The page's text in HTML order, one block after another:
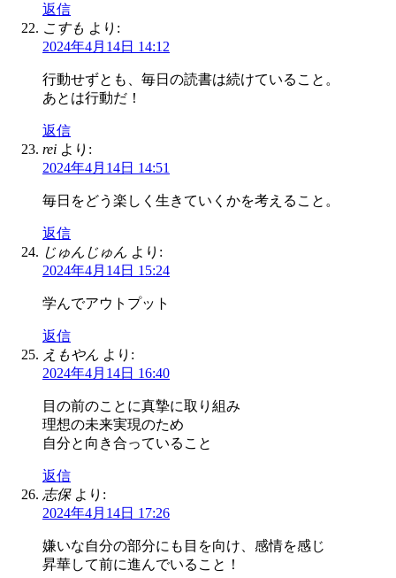
返信
こすも より:
2024年4月14日 14:12
行動せずとも、毎日の読書は続けていること。
あとは行動だ！
返信
rei より:
2024年4月14日 14:51
毎日をどう楽しく生きていくかを考えること。
返信
じゅんじゅん より:
2024年4月14日 15:24
学んでアウトプット
返信
えもやん より:
2024年4月14日 16:40
目の前のことに真摯に取り組み
理想の未来実現のため
自分と向き合っていること
返信
志保 より:
2024年4月14日 17:26
嫌いな自分の部分にも目を向け、感情を感じ
昇華して前に進んでいること！